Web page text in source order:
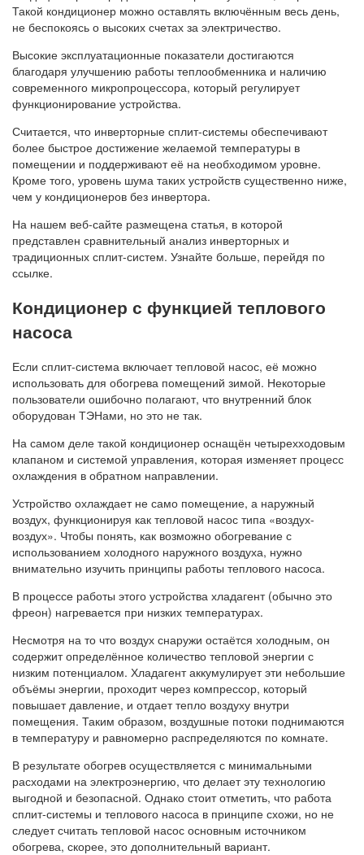
Такой кондиционер можно оставлять включённым весь день,
не беспокоясь о высоких счетах за электричество.
Высокие эксплуатационные показатели достигаются
благодаря улучшению работы теплообменника и наличию
современного микропроцессора, который регулирует
функционирование устройства.
Считается, что инверторные сплит-системы обеспечивают
более быстрое достижение желаемой температуры в
помещении и поддерживают её на необходимом уровне.
Кроме того, уровень шума таких устройств существенно ниже,
чем у кондиционеров без инвертора.
На нашем веб-сайте размещена статья, в которой
представлен сравнительный анализ инверторных и
традиционных сплит-систем. Узнайте больше, перейдя по
ссылке.
Кондиционер с функцией теплового
насоса
Если сплит-система включает тепловой насос, её можно
использовать для обогрева помещений зимой. Некоторые
пользователи ошибочно полагают, что внутренний блок
оборудован ТЭНами, но это не так.
На самом деле такой кондиционер оснащён четырехходовым
клапаном и системой управления, которая изменяет процесс
охлаждения в обратном направлении.
Устройство охлаждает не само помещение, а наружный
воздух, функционируя как тепловой насос типа «воздух-
воздух». Чтобы понять, как возможно обогревание с
использованием холодного наружного воздуха, нужно
внимательно изучить принципы работы теплового насоса.
В процессе работы этого устройства хладагент (обычно это
фреон) нагревается при низких температурах.
Несмотря на то что воздух снаружи остаётся холодным, он
содержит определённое количество тепловой энергии с
низким потенциалом. Хладагент аккумулирует эти небольшие
объёмы энергии, проходит через компрессор, который
повышает давление, и отдает тепло воздуху внутри
помещения. Таким образом, воздушные потоки поднимаются
в температуру и равномерно распределяются по комнате.
В результате обогрев осуществляется с минимальными
расходами на электроэнергию, что делает эту технологию
выгодной и безопасной. Однако стоит отметить, что работа
сплит-системы и теплового насоса в принципе схожи, но не
следует считать тепловой насос основным источником
обогрева, скорее, это дополнительный вариант.